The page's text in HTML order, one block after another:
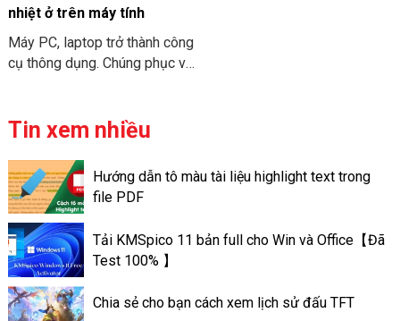
nhiệt ở trên máy tính
Máy PC, laptop trở thành công
cụ thông dụng. Chúng phục vụ
tính đươc đảm bảo. Bạn cần
định kỳ. Việc tra keo tản nhiệt
trên máy tính có thể giúp máy
tính có thể đạt được hiệu suất
tốt. Và có hoạt động ổn định
tốt hơn. Sau đây là thông tin về
mức quan trọng của keo tản
nhiệt ở trên máy tính.
Tin xem nhiều
Hướng dẫn tô màu tài liệu highlight text trong
file PDF
Tải KMSpico 11 bản full cho Win và Office【Đã
Test 100% 】
Chia sẻ cho bạn cách xem lịch sử đấu TFT